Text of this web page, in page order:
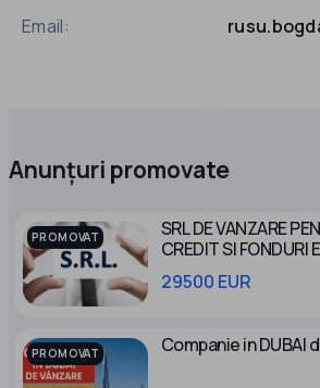
Email:
Anunțuri promovate
PROMOVAT
SRL DE VANZARE PENTRU ACCESARE
CREDIT SI FONDURI
29500 EUR
PROMOVAT Companie in DUBAI